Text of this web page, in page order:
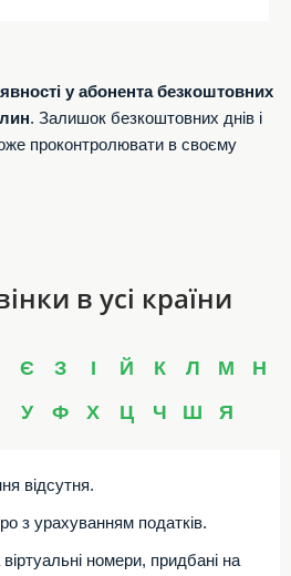
у абонента безкоштовних
. Залишок безкоштовних днів і
проконтролювати в своєму
в усі країни
Є З І Й К Л М
Н
У Ф Х Ц Ч Ш Я
відсутня.
з урахуванням податків.
віртуальні номери, придбані на